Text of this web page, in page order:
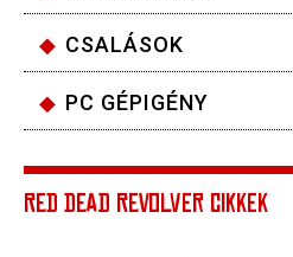
CSALÁSOK
PC GÉPIGÉNY
RED DEAD REVOLVER CIKKEK